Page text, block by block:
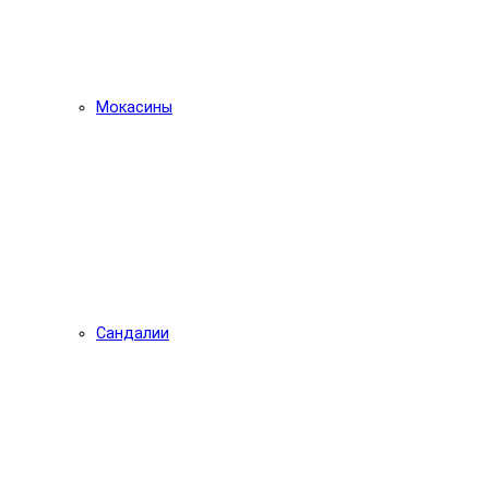
Мокасины
Сандалии